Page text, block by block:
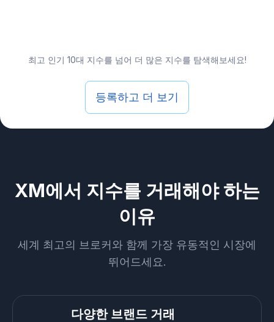
최고 인기 10대 지수를 넘어 더 많은 지수를 탐색해보세요!
등록하고 더 보기
XM에서 지수를 거래해야 하는
이유
세계 최고의 브로커와 함께 가장 유동적인 시장에
뛰어드세요.
다양한 브랜드 거래